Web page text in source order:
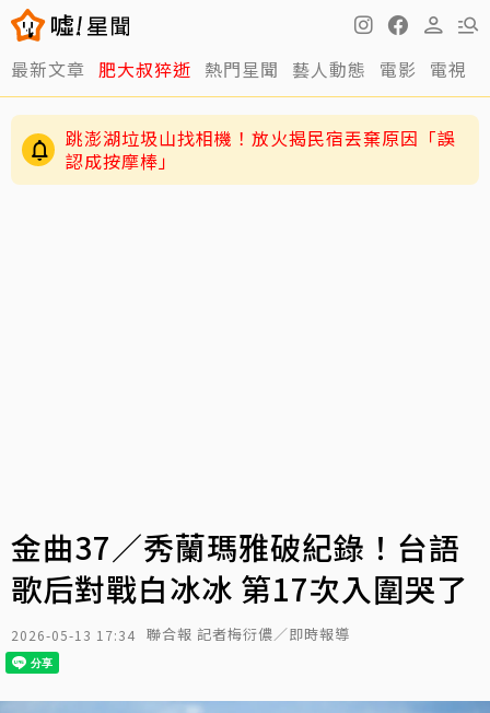
最新文章 肥大叔猝逝 熱門星聞 藝人動態 電影 電視
GD私下反差萌藏不住！霸總遇大聲公秒變乖兒
子、與法師合照掀網暴動
跳澎湖垃圾山找相機！放火揭民宿丟棄原因「誤
認成按摩棒」
金曲37／秀蘭瑪雅破紀錄！台語
歌后對戰白冰冰 第17次入圍哭了
2026-05-13 17:34 聯合報 記者梅衍儂／即時報導